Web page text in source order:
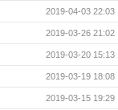
2019-04-03 22:03
2019-03-26 21:02
2019-03-20 15:13
2019-03-19 18:08
2019-03-15 19:29